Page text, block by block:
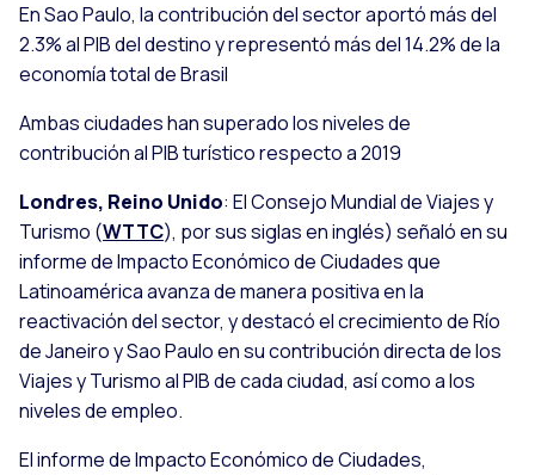
En Sao Paulo, la contribución del sector aportó más del
2.3% al PIB del destino y representó más del 14.2% de la
economía total de Brasil
Ambas ciudades han superado los niveles de
contribución al PIB turístico respecto a 2019
Londres, Reino Unido: El Consejo Mundial de Viajes y
Turismo (WTTC), por sus siglas en inglés) señaló en su
informe de Impacto Económico de Ciudades que
Latinoamérica avanza de manera positiva en la
reactivación del sector, y destacó el crecimiento de Río
de Janeiro y Sao Paulo en su contribución directa de los
Viajes y Turismo al PIB de cada ciudad, así como a los
niveles de empleo.
El informe de Impacto Económico de Ciudades,